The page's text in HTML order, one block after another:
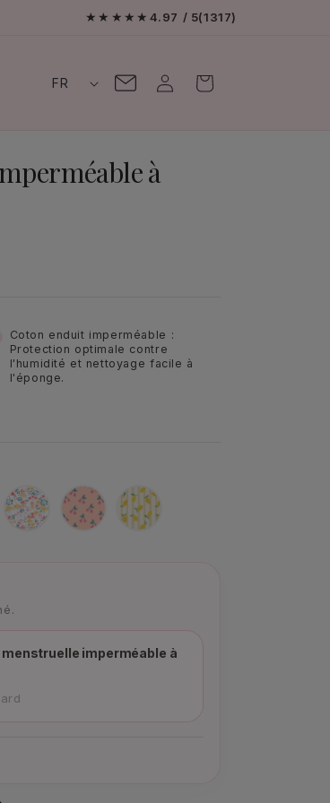
Livraison offerte en France
★★★★★ 4.97 / 5(1317)
L
g
FR
Contactez-
ConnexionPanier
à
Coton enduit imperméable :
Protection optimale contre
l'humidité et nettoyage facile à
l'éponge.
Bridget Cerises Citron
imperméable à